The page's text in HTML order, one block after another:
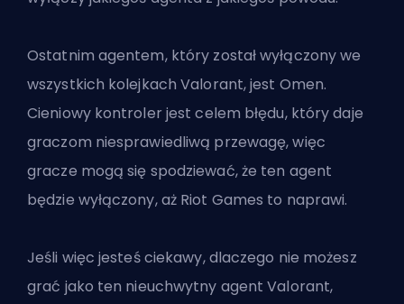
Ostatnim agentem, który został wyłączony we
wszystkich kolejkach Valorant, jest Omen.
Cieniowy kontroler jest celem błędu, który daje
graczom niesprawiedliwą przewagę, więc
gracze mogą się spodziewać, że ten agent
będzie wyłączony, aż Riot Games to naprawi.
Jeśli więc jesteś ciekawy, dlaczego nie możesz
grać jako ten nieuchwytny agent Valorant,